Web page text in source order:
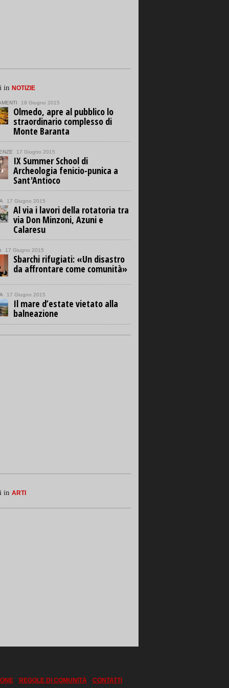
in NOTIZIE
18 Giugno 2015
Olmedo, apre al pubblico lo
straordinario complesso di
Monte Baranta
17 Giugno 2015
IX Summer School di
Archeologia fenicio-punica a
Sant'Antioco
17 Giugno 2015
Al via i lavori della rotatoria tra
via Don Minzoni, Azuni e
Calaresu
17 Giugno 2015
Sbarchi rifugiati: «Un disastro
da affrontare come comunità»
17 Giugno 2015
Il mare d’estate vietato alla
balneazione
in ARTI
| REGOLE DI COMUNITÀ| CONTATTI|